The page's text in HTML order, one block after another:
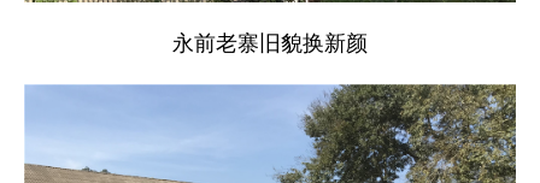
永前老寨旧貌换新颜